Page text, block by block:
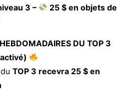
3 –
25 $ en objets de
DU TOP 3
TOP 3 recevra 25 $ en